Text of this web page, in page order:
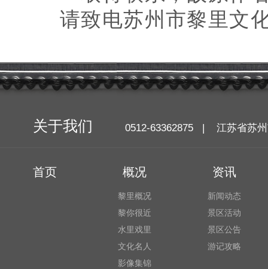
请致电苏州市黎里文
关于我们 0512-63362875 | 江苏省苏州
首页 概况
黎里概况
黎你很近
水里戏里
文化名人
影像集锦
资讯
新闻动态
景区活动
景区公告
游记攻略